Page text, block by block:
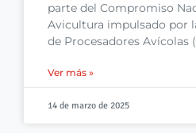
parte del Compromiso
Avicultura impulsado por
de Procesadores Avícolas
Ver más »
14 de marzo de 2025